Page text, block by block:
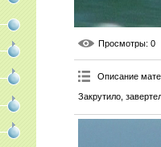
Просмотры: 0
Описание
Закрутило,